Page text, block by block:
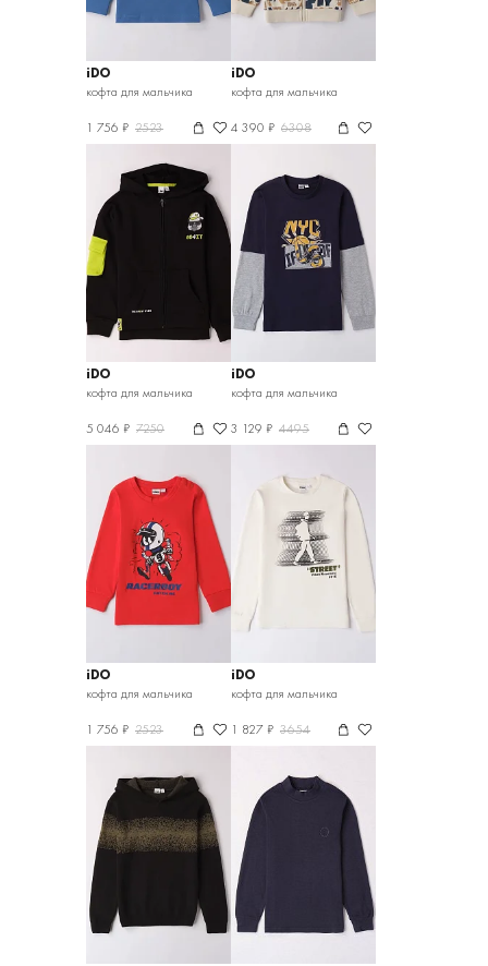
iDO
кофта для мальчика
1 756 ₽ 2523
iDO
кофта для мальчика
4 390 ₽ 6308
iDO
кофта для мальчика
5 046 ₽ 7250
iDO
кофта для мальчика
3 129 ₽ 4495
iDO
кофта для мальчика
1 756 ₽ 2523
iDO
кофта для мальчика
1 827 ₽ 3654